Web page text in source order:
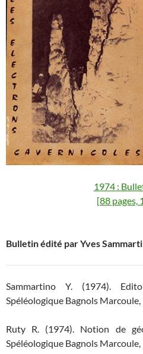
1974 :
[88 pages,
Bulletin édité par Yves
Sammartino Y. (1974).
Spéléologique Bagnols Marcoule,
Ruty R. (1974). Notion de
Spéléologique Bagnols Marcoule,